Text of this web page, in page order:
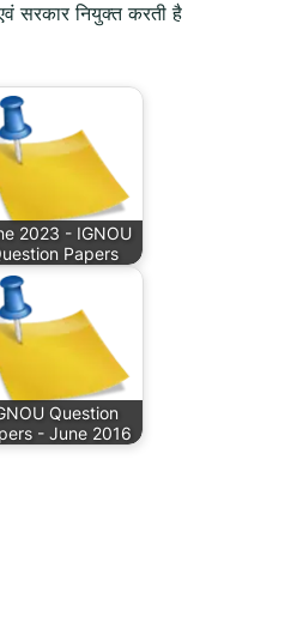
सरकार नियुक्त करती है
2023 - IGNOU
Papers
Question
- June 2016